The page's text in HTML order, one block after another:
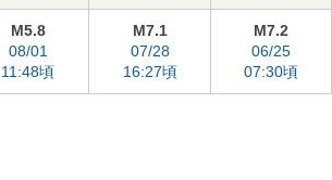
M5.8
08/01
11:48頃
M7.1
07/28
16:27頃
M7.2
06/25
07:30頃